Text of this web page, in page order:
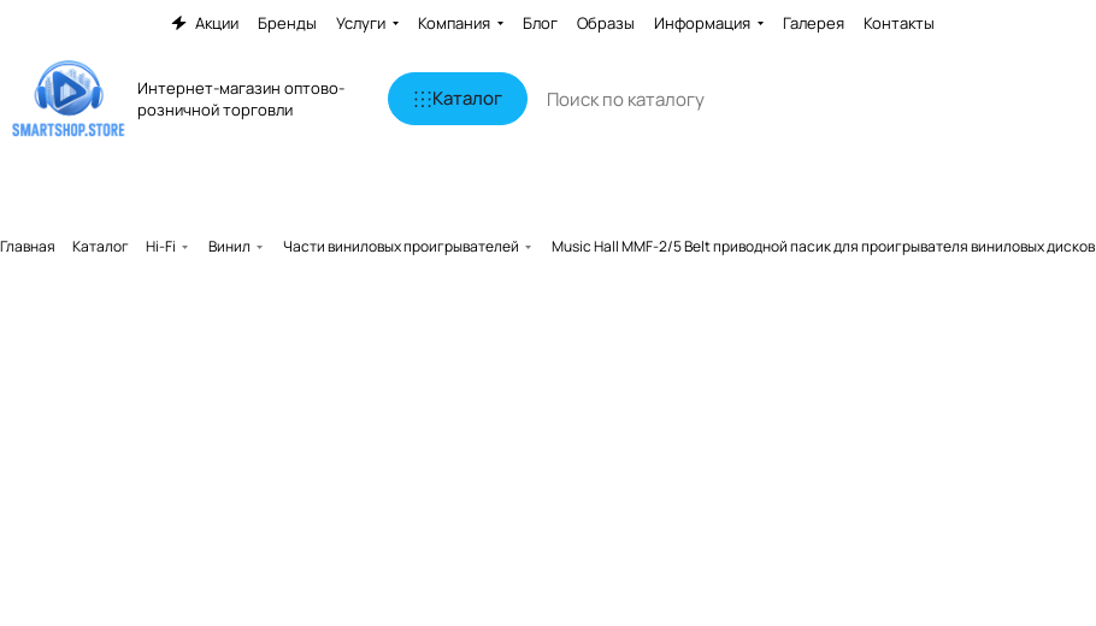
Акции Бренды Услуги Компания Блог Образы Информация Галерея Контакты
Интернет-магазин оптово-
розничной торговли
Каталог
Главная Каталог Hi-Fi Винил Части виниловых проигрывателей Music Hall MMF-2/5 Belt приводной пасик для проигрывателя виниловых дисков